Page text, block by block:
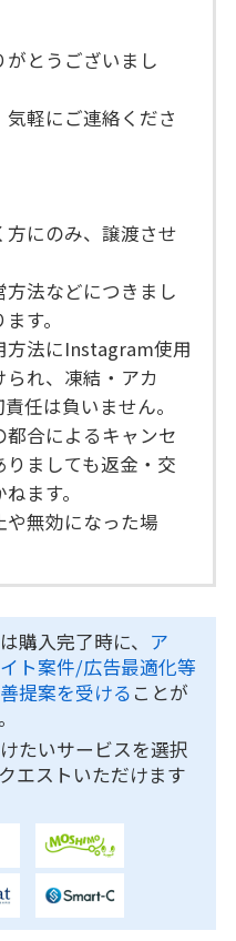
とうございまし
軽にご連絡くださ
にのみ、譲渡させ
方法などにつきまし
す。
方法にInstagram使用
れ、凍結・アカ
任は負いません。
都合によるキャンセ
ましても返金・交
ます。
や無効になった場
購入完了時に、 ア
ト案件/広告最適化等
提案を受ける ことが
たいサービスを選択
エストいただけます